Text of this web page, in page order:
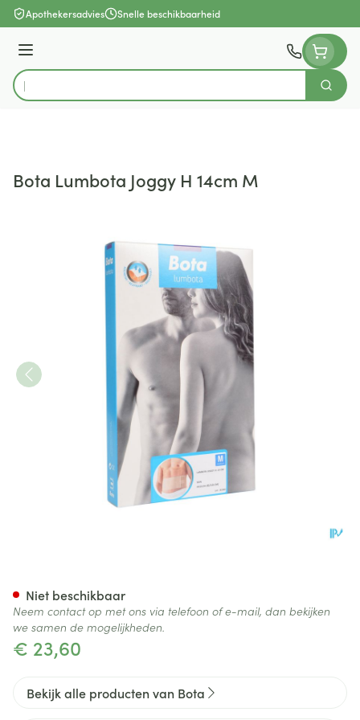
Ga naar de inhoud
Apothekersadvies Snelle beschikbaarheid
Menu
Product, merk, categorie...
Zoek
Bota Lumbota Joggy H 14cm M
€ 23,60
Niet beschikbaar
Neem contact op met ons via telefoon of e-mail, dan bekijken
we samen de mogelijkheden.
Bekijk alle producten van Bota